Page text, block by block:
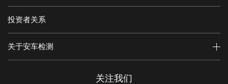
投资者关系
关于安车检测
关注我们